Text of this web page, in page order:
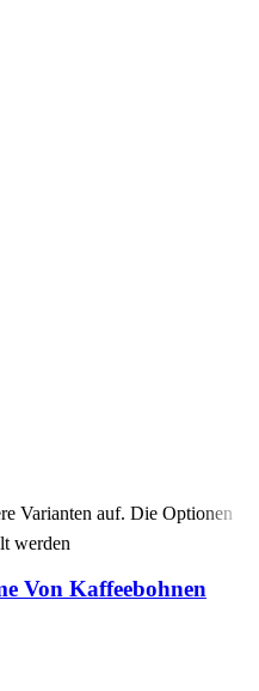
Varianten auf. Die Optionen
werden
Von Kaffeebohnen